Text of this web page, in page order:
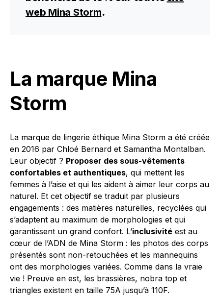
web Mina Storm.
La marque Mina
Storm
La marque de lingerie éthique Mina Storm a été créée
en 2016 par Chloé Bernard et Samantha Montalban.
Leur objectif ? Proposer des sous-vêtements
confortables et authentiques, qui mettent les
femmes à l’aise et qui les aident à aimer leur corps au
naturel. Et cet objectif se traduit par plusieurs
engagements : des matières naturelles, recyclées qui
s’adaptent au maximum de morphologies et qui
garantissent un grand confort. L’inclusivité est au
cœur de l’ADN de Mina Storm : les photos des corps
présentés sont non-retouchées et les mannequins
ont des morphologies variées. Comme dans la vraie
vie ! Preuve en est, les brassières, nobra top et
triangles existent en taille 75A jusqu’à 110F.